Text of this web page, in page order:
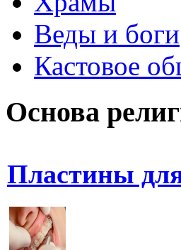
Веды и боги
Кастовое
Основа
Пластины